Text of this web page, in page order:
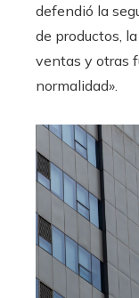
defendió la
de productos,
ventas y otras
normalidad».